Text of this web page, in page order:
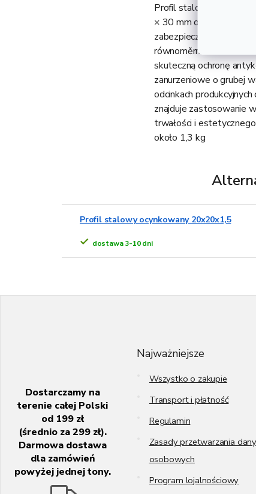
Profil stalowy
× 30 mm oraz grubości
zabezpieczona poprzez
równoměrna i cieńsza
skuteczną ochronę
zanurzeniowe o grubej
odcinkach
znajduje zastosowanie
trwałości i
około 1,3 kg
Profil stalowy ocynkowany 20x20x1,5
dostawa 3-10 dni
Dostarczamy na
terenie całej Polski
od 199 zł
(średnio za 299 zł).
Darmowa dostawa
dla zamówień
powyżej jednej tony.
Najważniejsze
Wszystko o zakupie
Transport i płatność
Regulamin
Zasady przetwarzania
osobowych
Program lojalnościowy